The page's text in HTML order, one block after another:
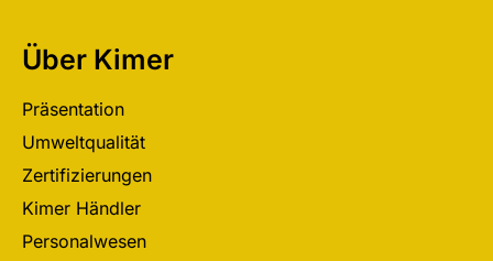
Über Kimer
Präsentation
Umweltqualität
Zertifizierungen
Kimer Händler
Personalwesen